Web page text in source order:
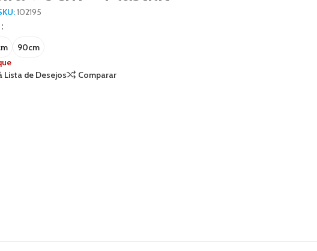
102195
90cm
Lista de Desejos
Comparar